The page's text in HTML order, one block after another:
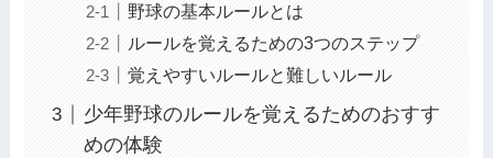
野球の基本ルールとは
ルールを覚えるための3つのステップ
覚えやすいルールと難しいルール
少年野球のルールを覚えるためのおすす
めの体験